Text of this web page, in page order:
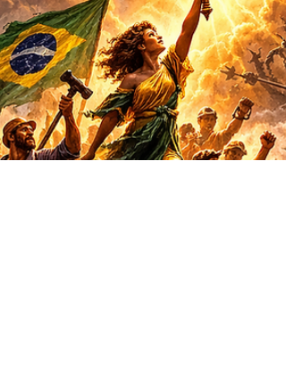
guerra psicológica e algoritmos para moldar a percepção
global no conflito com o Irã e disputar a sua
Unidos, Israel e Irã, mostrando como operações
psicológicas, sistemas algorítmicos e mecanismos da
cognição social reorganizam a percepção da realidade e
moldam, em escala global, o que sociedades inteiras
passam a entender como verdade.